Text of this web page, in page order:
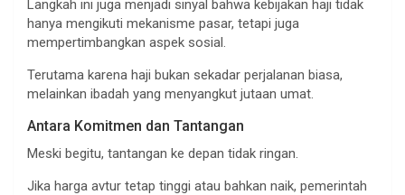
Langkah ini juga menjadi sinyal bahwa kebijakan haji tidak
hanya mengikuti mekanisme pasar, tetapi juga
mempertimbangkan aspek sosial.
Terutama karena haji bukan sekadar perjalanan biasa,
melainkan ibadah yang menyangkut jutaan umat.
Antara Komitmen dan Tantangan
Meski begitu, tantangan ke depan tidak ringan.
Jika harga avtur tetap tinggi atau bahkan naik, pemerintah